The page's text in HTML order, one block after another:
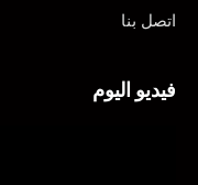
اتصل بنا
فيديو اليوم